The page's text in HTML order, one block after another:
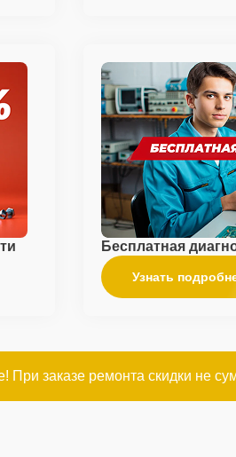
Бесплатная
Узнать
При заказе ремонта скидки не